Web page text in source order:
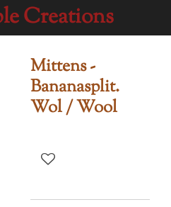
Creations
Mittens -
Bananasplit.
Wol / Wool